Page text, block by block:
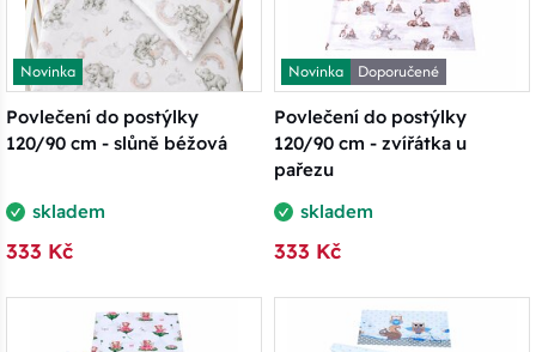
Novinka
Povlečení do postýlky
120/90 cm - slůně béžová
skladem
333 Kč
Novinka
Doporučené
Povlečení do postýlky
120/90 cm - zvířátka u
pařezu
skladem
333 Kč